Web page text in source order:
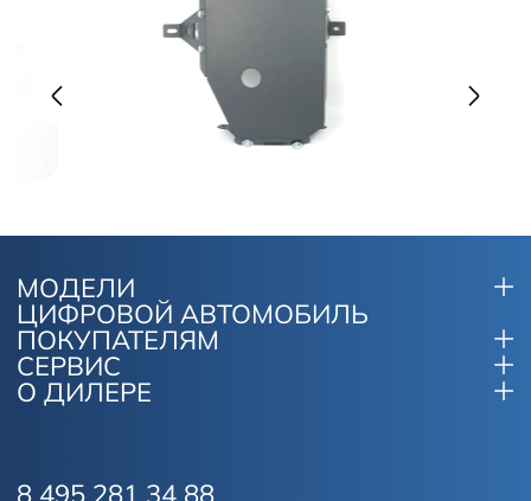
МОДЕЛИ
ЦИФРОВОЙ АВТОМОБИЛЬ
ПОКУПАТЕЛЯМ
СЕРВИС
О ДИЛЕРЕ
8 495 281 34 88